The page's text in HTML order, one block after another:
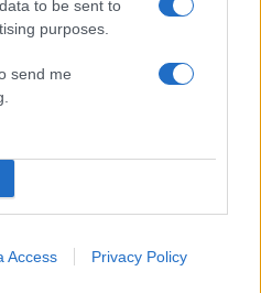
to be sent to
purposes.
send me
Access Privacy Policy
αληθινό -
τακτικά ραντεβού του
το μηχανάκι του